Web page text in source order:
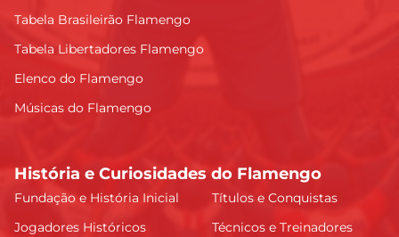
Tabela Brasileirão Flamengo
Tabela Libertadores Flamengo
Elenco do Flamengo
Músicas do Flamengo
História e Curiosidades do Flamengo
Fundação e História Inicial
Títulos e Conquistas
Jogadores Históricos
Técnicos e Treinadores